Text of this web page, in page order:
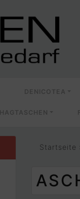
Startseite